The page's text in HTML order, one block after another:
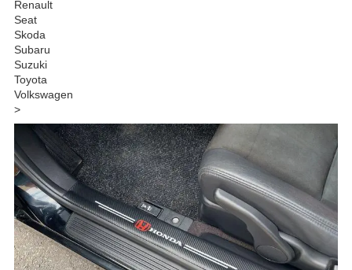
Renault
Seat
Skoda
Subaru
Suzuki
Toyota
Volkswagen
>